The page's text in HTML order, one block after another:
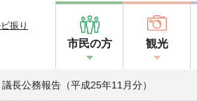
振り
市民の方 観光
議長公務報告（平成25年11月分）